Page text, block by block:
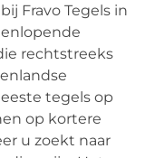
Fravo Tegels in
rechtstreeks
tegels op
op kortere
u zoekt naar